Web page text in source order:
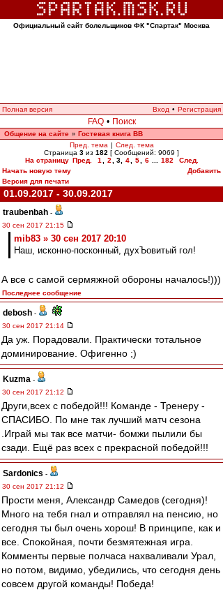
Официальный сайт болельщиков ФК "Спартак" Москва
Полная версия Вход • Регистрация
FAQ • Поиск
Общение на сайте » Гостевая книга ВВ
Пред. тема | След. тема
Страница 3 из 182 [ Сообщений: 9069 ]
На страницу Пред. 1 2 3, 4 5 6 182
След.
Начать новую тему
Добавить
Версия для печати
01.09.2017 - 30.09.2017
traubenbah -
30 сен 2017 21:15
mib83 » 30 сен 2017 20:10
Наш, исконно-посконный, духЪовитый гол!
А все с самой сермяжной обороны началось!)))
Последнее сообщение
debosh -
30 сен 2017 21:14
Да уж. Порадовали. Практически тотальное
доминирование. Офигенно ;)
Kuzma -
30 сен 2017 21:12
Други,всех с победой!!! Команде - Тренеру -
СПАСИБО. По мне так лучший матч сезона
.Играй мы так все матчи- бомжи пылили бы
сзади. Ещё раз всех с прекрасной победой!!!
Sardonics -
30 сен 2017 21:12
Прости меня, Александр Самедов (сегодня)!
Много на тебя гнал и отправлял на пенсию, но
сегодня ты был очень хорош! В принципе, как и
все. Спокойная, почти безмятежная игра.
Комменты первые полчаса нахваливали Урал,
но потом, видимо, убедились, что сегодня день
совсем другой команды! Победа!